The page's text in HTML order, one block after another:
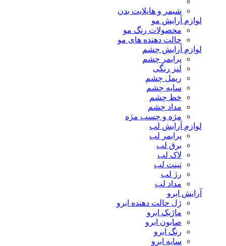
شیمر و هایلایت بدن
لوازم آرایش مو
محصولات رنگ مو
حالت دهنده های مو
لوازم آرایش چشم
پرایمر چشم
لنز رنگی
ریمل چشم
سایه چشم
خط چشم
مداد چشم
مژه و چسب مژه
لوازم آرایش لب
پرایمر لب
برق لب
لاک لب
تینت لب
رژ لب
مداد لب
آرایش ابرو
ژل حالت دهنده ابرو
ماژیک ابرو
صابون ابرو
رنگ ابرو
سایه ابرو